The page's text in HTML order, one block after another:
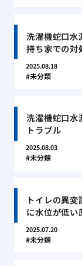
洗濯機蛇口水
持ち家での対
2025.08.18
未分類
洗濯機蛇口水
トラブル
2025.08.03
未分類
トイレの異
に水位が低い
2025.07.20
未分類